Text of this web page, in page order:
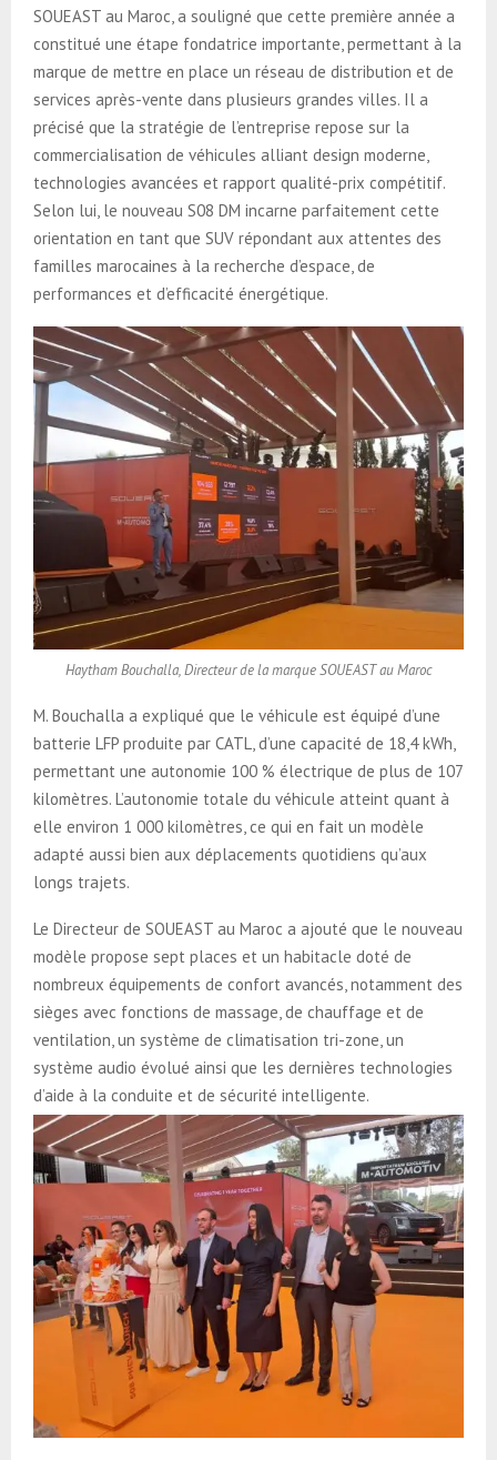
SOUEAST au Maroc, a souligné que cette première année a
constitué une étape fondatrice importante, permettant à la
marque de mettre en place un réseau de distribution et de
services après-vente dans plusieurs grandes villes. Il a
précisé que la stratégie de l’entreprise repose sur la
commercialisation de véhicules alliant design moderne,
technologies avancées et rapport qualité-prix compétitif.
Selon lui, le nouveau S08 DM incarne parfaitement cette
orientation en tant que SUV répondant aux attentes des
familles marocaines à la recherche d’espace, de
performances et d’efficacité énergétique.
Haytham Bouchalla, Directeur de la marque SOUEAST au Maroc
M. Bouchalla a expliqué que le véhicule est équipé d’une
batterie LFP produite par CATL, d’une capacité de 18,4 kWh,
permettant une autonomie 100 % électrique de plus de 107
kilomètres. L’autonomie totale du véhicule atteint quant à
elle environ 1 000 kilomètres, ce qui en fait un modèle
adapté aussi bien aux déplacements quotidiens qu’aux
longs trajets.
Le Directeur de SOUEAST au Maroc a ajouté que le nouveau
modèle propose sept places et un habitacle doté de
nombreux équipements de confort avancés, notamment des
sièges avec fonctions de massage, de chauffage et de
ventilation, un système de climatisation tri-zone, un
système audio évolué ainsi que les dernières technologies
d’aide à la conduite et de sécurité intelligente.